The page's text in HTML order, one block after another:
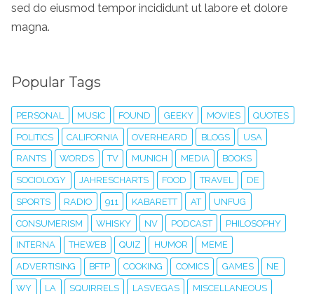
sed do eiusmod tempor incididunt ut labore et dolore
magna.
Popular Tags
PERSONAL MUSIC FOUND GEEKY MOVIES QUOTES
POLITICS CALIFORNIA OVERHEARD BLOGS USA
RANTS WORDS TV MUNICH MEDIA BOOKS
SOCIOLOGY JAHRESCHARTS FOOD TRAVEL DE
SPORTS RADIO 911 KABARETT AT UNFUG
CONSUMERISM WHISKY NV PODCAST PHILOSOPHY
INTERNA THEWEB QUIZ HUMOR MEME
ADVERTISING BFTP COOKING COMICS GAMES NE
WY LA SQUIRRELS LASVEGAS MISCELLANEOUS